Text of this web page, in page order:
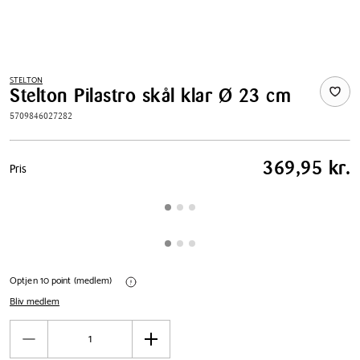
STELTON
Stelton Pilastro skål klar Ø 23 cm
5709846027282
Pris
tabel
Pris 369,95 kr.
Optjen 10 point (medlem)
Bliv medlem
Antal
Øg